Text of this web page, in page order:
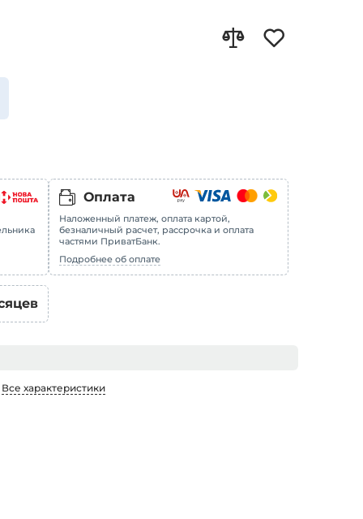
Оплата
Наложенный платеж, оплата картой,
безналичный расчет, рассрочка и оплата
частями ПриватБанк.
Подробнее об оплате
Все характеристики